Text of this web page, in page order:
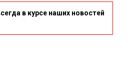
в курсе наших новостей